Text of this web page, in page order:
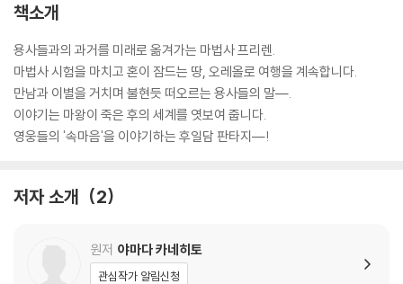
책소개
용사들과의 과거를 미래로 옮겨가는 마법사 프리렌.
마법사 시험을 마치고 혼이 잠드는 땅, 오레올로 여행을 계속합니다.
만남과 이별을 거치며 불현듯 떠오르는 용사들의 말―.
이야기는 마왕이 죽은 후의 세계를 엿보여 줍니다.
영웅들의 '속마음'을 이야기하는 후일담 판타지―!
저자 소개 2
원저 야마다 카네히토
관심작가 알림신청